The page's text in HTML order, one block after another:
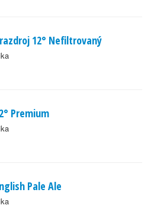
12° Nefiltrovaný
Premium
Pale Ale